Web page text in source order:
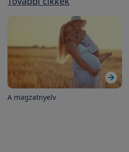
A magzatnyelv